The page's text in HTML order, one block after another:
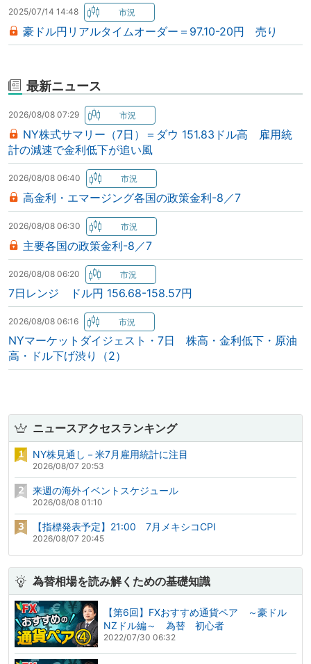
2025/07/14 14:48
豪ドル円リアルタイムオーダー＝97.10-20円 売り
最新ニュース
2026/08/08 07:29
NY株式サマリー（7日）＝ダウ 151.83ドル高 雇用統
計の減速で金利低下が追い風
2026/08/08 06:40
高金利・エマージング各国の政策金利-8／7
2026/08/08 06:30
主要各国の政策金利-8／7
2026/08/08 06:20
7日レンジ ドル円 156.68-158.57円
2026/08/08 06:16
NYマーケットダイジェスト・7日 株高・金利低下・原油
高・ドル下げ渋り（2）
ニュースアクセスランキング
NY株見通し－米7月雇用統計に注目
2026/08/07 20:53
来週の海外イベントスケジュール
2026/08/08 01:10
【指標発表予定】21:00 7月メキシコCPI
2026/08/07 20:45
為替相場を読み解くための基礎知識
【第6回】FXおすすめ通貨ペア ～豪ドル
NZドル編～ 為替 初心者
2022/07/30 06:32